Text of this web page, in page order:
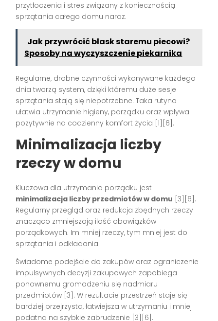
przytłoczenia i stres związany z koniecznością
sprzątania całego domu naraz.
Jak przywrócić blask staremu piecowi?
Sposoby na wyczyszczenie piekarnika
Regularne, drobne czynności wykonywane każdego
dnia tworzą system, dzięki któremu duże sesje
sprzątania stają się niepotrzebne. Taka rutyna
ułatwia utrzymanie higieny, porządku oraz wpływa
pozytywnie na codzienny komfort życia [1][6] .
Minimalizacja liczby
rzeczy w domu
Kluczowa dla utrzymania porządku jest
minimalizacja liczby przedmiotów w domu [3][6] .
Regularny przegląd oraz redukcja zbędnych rzeczy
znacząco zmniejszają ilość obowiązków
porządkowych. Im mniej rzeczy, tym mniej jest do
sprzątania i odkładania.
Świadome podejście do zakupów oraz ograniczenie
impulsywnych decyzji zakupowych zapobiega
ponownemu gromadzeniu się nadmiaru
przedmiotów [3] . W rezultacie przestrzeń staje się
bardziej przejrzysta, łatwiejsza w utrzymaniu i mniej
podatna na szybkie zabrudzenie [3][6] .